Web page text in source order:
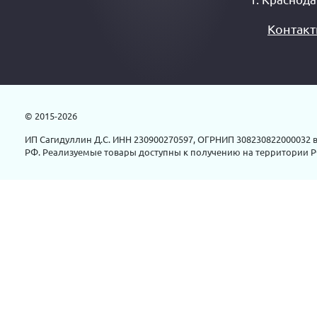
© 2015-2026
ИП Сагидуллин Д.С. ИНН 230900270597, ОГРНИП 308230822000032
РФ. Реализуемые товары доступны к получению на территории